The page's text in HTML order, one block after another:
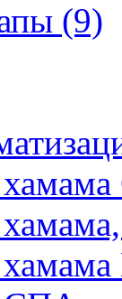
(9)